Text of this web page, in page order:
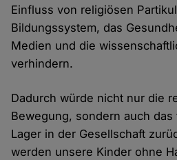
Einfluss von religiösen
Bildungssystem, das
Medien und die
verhindern.
Dadurch würde nicht nur die
Bewegung, sondern auch
Lager in der Gesellschaft
werden unsere Kinder ohne